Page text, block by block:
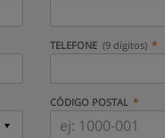
TELEFONE (9 dígitos)
CÓDIGO POSTAL